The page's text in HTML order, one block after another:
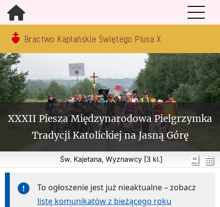
Bractwo Kapłańskie Świętego Piusa X
XXXII Piesza Międzynarodowa Pielgrzymka
Tradycji Katolickiej na Jasną Górę
Św. Kajetana, Wyznawcy [3 kl.]
To ogłoszenie jest już nieaktualne – zobacz
listę komunikatów z bieżącego roku